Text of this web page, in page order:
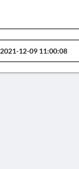
2021-12-09 11:00:08